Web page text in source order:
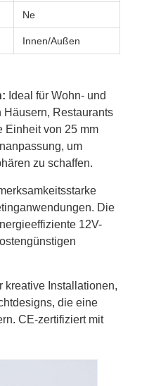
Ne
Innen/Außen
Ideal für Wohn- und
Restaurants
Einheit von 25 mm
um
zu schaffen.
Die
12V-
kreative Installationen,
die eine
CE-zertifiziert mit